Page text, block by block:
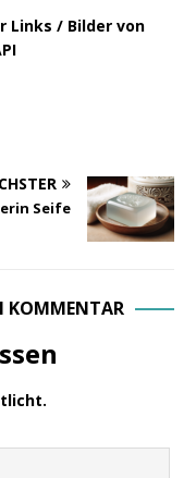
Links / Bilder von
Seife
KOMMENTAR